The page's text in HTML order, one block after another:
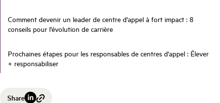
Comment devenir un leader de centre d'appel à fort impact : 8
conseils pour l'évolution de carrière
Prochaines étapes pour les responsables de centres d'appel : Élever
+ responsabiliser
Share